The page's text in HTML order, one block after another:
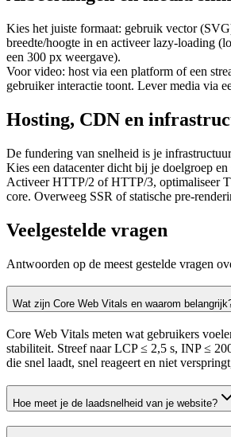
Kies het juiste formaat: gebruik vector
breedte/hoogte in en activeer lazy-loading
een 300 px weergave).
Voor video: host via een platform of een
gebruiker interactie toont. Lever media via
Hosting, CDN en
De fundering van snelheid is je
Kies een datacenter dicht bij je doelgroep
Activeer HTTP/2 of HTTP/3, optimaliseer
core. Overweeg SSR of statische pre-
Veelgestelde vragen
Antwoorden op de meest gestelde vragen
Wat zijn Core Web Vitals en waarom
Core Web Vitals meten wat gebruikers
stabiliteit. Streef naar LCP ≤ 2,5 s, INP ≤
die snel laadt, snel reageert en niet
Hoe meet je de laadsnelheid van je website?